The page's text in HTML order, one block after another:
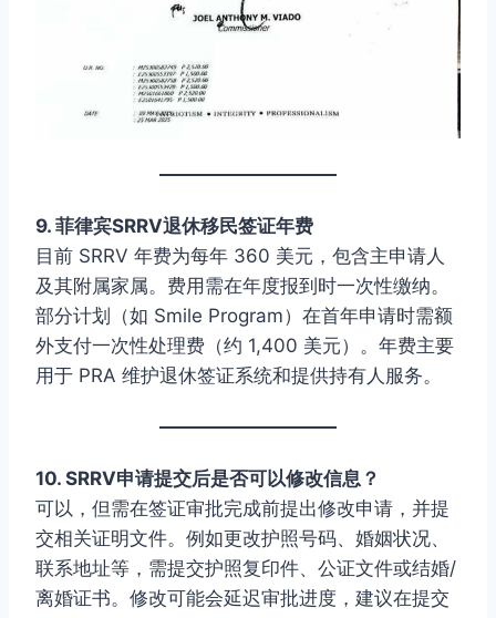
9. 菲律宾SRRV退休移民签证年费
目前 SRRV 年费为每年 360 美元，包含主申请人
及其附属家属。费用需在年度报到时一次性缴纳。
部分计划（如 Smile Program）在首年申请时需额
外支付一次性处理费（约 1,400 美元）。年费主要
用于 PRA 维护退休签证系统和提供持有人服务。
10. SRRV申请提交后是否可以修改信息？
可以，但需在签证审批完成前提出修改申请，并提
交相关证明文件。例如更改护照号码、婚姻状况、
联系地址等，需提交护照复印件、公证文件或结婚/
离婚证书。修改可能会延迟审批进度，建议在提交